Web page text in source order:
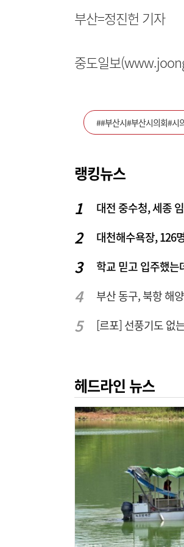
부산=정진헌 기자
중도일보
##부산시#부산시의회#시
랭킹뉴스
대천해수욕장, 126
헤드라인 뉴스